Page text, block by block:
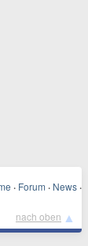
· Forum · News ·
nach oben ▲